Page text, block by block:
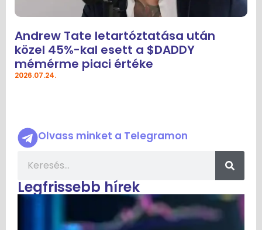
Andrew Tate letartóztatása után
közel 45%-kal esett a $DADDY
mémérme piaci értéke
2026.07.24.
Olvass minket a Telegramon
Legfrissebb hírek